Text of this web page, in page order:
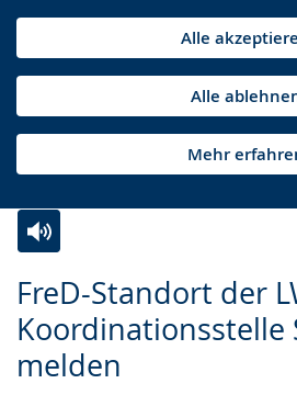
Alle
Alle
Mehr
FreD-Standort der
Koordinationsstelle
melden
Leichten
Sprache
wechseln.
Audio-
Unterstützung.
Video
in
Deutscher